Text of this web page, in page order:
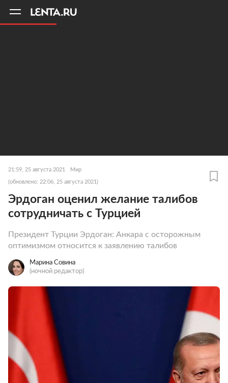
21:59, 25 августа 2021 Мир
(обновлено: 22:06, 25 августа 2021)
Эрдоган оценил желание талибов
сотрудничать с Турцией
Президент Турции Эрдоган: Анкара с осторожным
оптимизмом относится к заявлению талибов
Марина Совина
(ночной редактор)